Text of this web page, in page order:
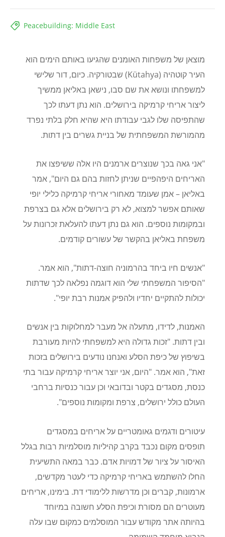
Peacebuilding: Middle East
מוצאן של משפחות האומנים שהגיעו באותם הימים הוא
העיר קוטהיה (Kütahya) שבטורקיה. כיום, דור שלישי
למשפחתו ונושא את שם סבו, נישאן באליאן ממשיך
ליצור אריחי קרמיקה בירושלים. הוא נתן דעתו לכך
שהתפיסה שלו לגבי עבודתו היא שהיא חלק בלתי נפרד
מהמורשת המשפחתית של בניית גשרים בין דתות.
"אני גאה בכך שנוצרים ארמנים היו אלה ששיפצו את
האריחים היפהפיים שניתן לחזות בהם גם היום", אמר
באליאן – אמן שעומד מאחורי אריחי קרמיקה כלילי יופי
שאותם אפשר למצוא, לא רק בירושלים אלא גם בצרפת
ובמקומות נוספים. הוא גם נתן דעתו להעלאת זכרונות על
משפחת באליאן בהקשר של עשורים קודמים.
"אנשים חיו ביחד בהרמוניה חוצה-דתות", הוא אמר.
"הסיפור המשפחתי שלי הוא דוגמה נפלאה לכך שדתות
יכולות להתקיים יחדיו ולהפיק אמנות רבת יופי".
האמנות, לדידו, מתעלה אל מעבר למחלוקות בין אנשים
ובין דתות. "זכות גדולה היא למשפחתי להיות מעורבת
בשיפוץ של כיפת הסלע ואנחנו נודעים בירושלים בזכות
זאת", הוא אמר. "היום, אני יוצר אריחי קרמיקה עבור בתי
כנסת, מסגדים בקטר ובדובאי וכן עבור כנסיות ברחבי
העולם כולל ירושלים, צרפת ומקומות נוספים".
עיטורים ודגמים גאומטריים על אריחים במסגדים
תופסים מקום נכבד בקרב קהיליות מוסלמיות רבות בגלל
האיסור על ציור של דמויות אדם. כבר במאה התשיעית
החלו להשתמש באריחי קרמיקה כדי לעטר מקדשים,
ארמונות, קברים וכן מדרשות ללימודי דת. בימינו, אריחים
מעוטרים הם מסורת וכיפת הסלע חשובה במיוחד
בהיותה אתר מקודש עבור המוסלמים כמקום שבו עלה